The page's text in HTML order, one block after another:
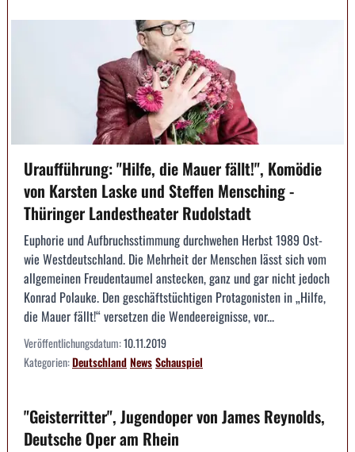
Uraufführung: "Hilfe, die Mauer fällt!", Komödie
von Karsten Laske und Steffen Mensching -
Thüringer Landestheater Rudolstadt
Euphorie und Aufbruchsstimmung durchwehen Herbst 1989 Ost-
wie Westdeutschland. Die Mehrheit der Menschen lässt sich vom
allgemeinen Freudentaumel anstecken, ganz und gar nicht jedoch
Konrad Polauke. Den geschäftstüchtigen Protagonisten in „Hilfe,
die Mauer fällt!“ versetzen die Wendeereignisse, vor...
Veröffentlichungsdatum:10.11.2019
Kategorien:DeutschlandNewsSchauspiel
"Geisterritter", Jugendoper von James Reynolds,
Deutsche Oper am Rhein